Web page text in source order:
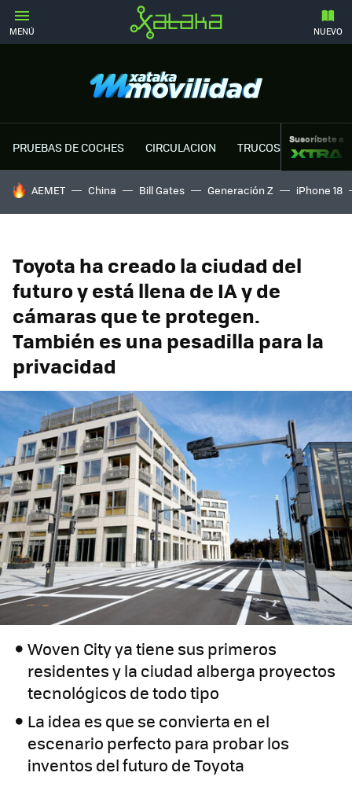
MENÚ NUEVO
PRUEBAS DE COCHES CIRCULACION TRUCOS MOTOR
Suscríbete a
HOY SE HABLA DE
AEMET China Bill Gates Generación Z iPhone 18
Toyota ha creado la ciudad del
futuro y está llena de IA y de
cámaras que te protegen.
También es una pesadilla para la
privacidad
Woven City ya tiene sus primeros
residentes y la ciudad alberga proyectos
tecnológicos de todo tipo
La idea es que se convierta en el
escenario perfecto para probar los
inventos del futuro de Toyota